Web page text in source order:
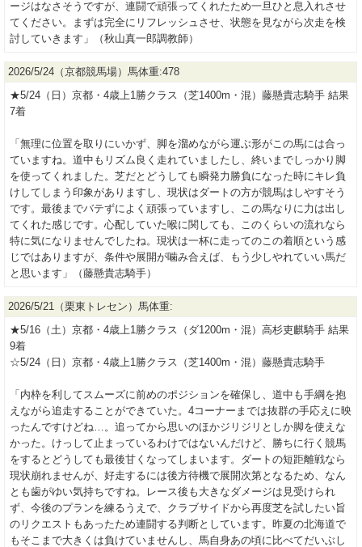
ージはなさそうですが、連闘で頑張ってくれたため一旦ひと息入れさせ
てください。まずは完全にリフレッシュさせ、状態を見ながら次走を検
討していきます」（秋山真一郎調教師）
2026/5/24（京都競馬場）馬体重:478
★5/24（日）京都・4歳上1勝クラス（芝1400m・混）藤懸貴志騎手 結果
7着
「無理に位置を取りにいかず、脚を溜めながら運ぶ形がこの馬には合っ
ていますね。道中もリズム良く走れていましたし、終いまでしっかり脚
を使ってくれました。芝だとどうしても瞬発力勝負になった時にキレ負
けしてしまう印象がありますし、現状はダートの方が競馬はしやすそう
です。最後までバテずによく頑張っていますし、この馬なりに力は出し
てくれた感じです。心配していた喉に関しても、このくらいの流れなら
特に気になりませんでしたね。現状は一杯に走ってのこの着順という感
じではありますが、条件や展開が噛み合えば、もう少しやれていい馬だ
と思います」（藤懸貴志騎手）
2026/5/21（栗東トレセン）馬体重:
★5/16（土）京都・4歳上1勝クラス（ダ1200m・混）高杉吏麒騎手 結果
9着
☆5/24（日）京都・4歳上1勝クラス（芝1400m・混）藤懸貴志騎手
「内枠を利してスムーズに前めのポジションを確保し、道中も手綱を抱
えながら追走することができていた。4コーナーまでは抜群の手応えに映
ったんですけどね…。追ってから思いのほかジリジリとしか脚を使えな
かった。けっして止まっているわけではないんだけど、勝ちに行く競馬
をするとどうしても最後甘くなってしまいます。ダートの短距離戦なら
現状崩れませんが、好走するには後方待機で展開次第となるため、なん
とも歯がゆい気持ちですね。レース後も大きなダメージは見受けられ
ず、今後のプランを練るうえで、クラブサイドから再度芝を試したい旨
のリクエストもあったため連闘する判断としています。昨夏の北海道で
もそこまで大きくは負けていませんし、馬自身あの頃に比べてだいぶし